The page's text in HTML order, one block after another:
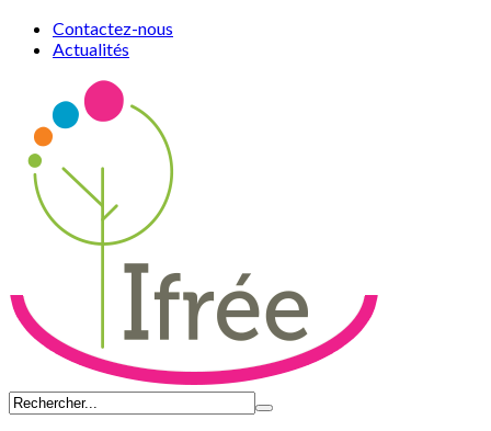
Contactez-nous
Actualités